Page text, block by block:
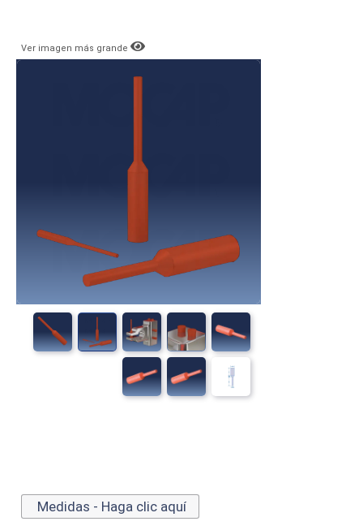
Ver imagen más grande
Medidas - Haga clic aquí